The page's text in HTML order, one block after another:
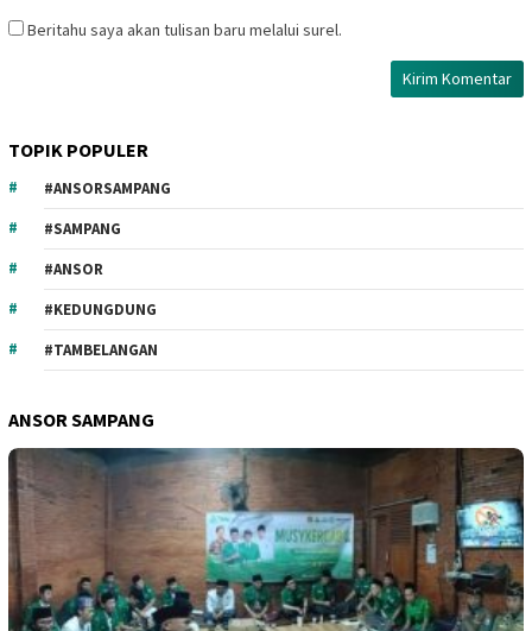
Beritahu saya akan tulisan baru melalui surel.
TOPIK POPULER
#ANSORSAMPANG
#SAMPANG
#ANSOR
#KEDUNGDUNG
#TAMBELANGAN
ANSOR SAMPANG